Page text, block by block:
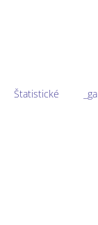
Štatistické _ga